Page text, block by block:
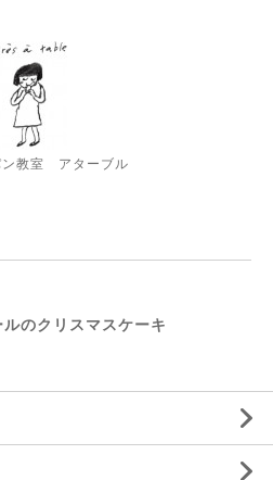
ン教室 アターブル
のクリスマスケーキ